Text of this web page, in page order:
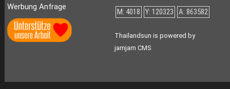
Werbung Anfrage
M: 4018 Y: 120323 A: 863582
Thailandsun is powered by
jamjam CMS